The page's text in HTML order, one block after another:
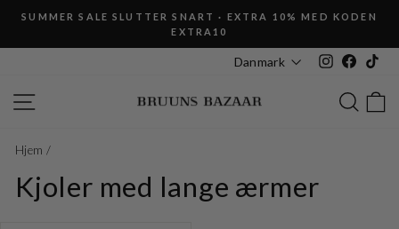
indhold
Pause
slideshow
SUMMER SALE SLUTTER SNART · EXTRA 10% MED KODEN
EXTRA10
Danmark Instagram
SIDE NAVIGATION SØG
Hjem /
Kjoler med lange ærmer